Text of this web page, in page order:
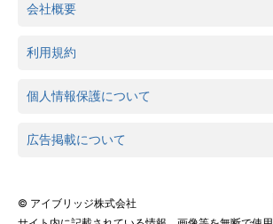
会社概要
利用規約
個人情報保護について
広告掲載について
© アイブリッジ株式会社